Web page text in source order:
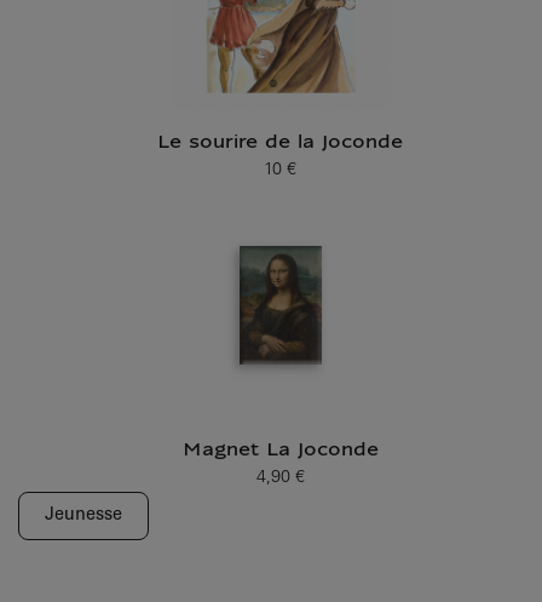
Le sourire de la Joconde
Prix ​​actuel
10 €
Magnet La Joconde
Prix ​​actuel
4,90 €
Jeunesse